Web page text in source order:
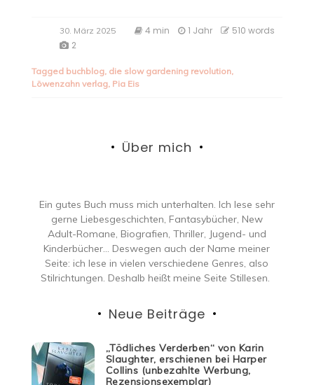
30. März 2025 4 min 1 Jahr
510 words
2
Tagged buchblog, die slow gardening revolution,
Löwenzahn verlag, Pia Eis
Über mich
Ein gutes Buch muss mich unterhalten. Ich lese sehr
gerne Liebesgeschichten, Fantasybücher, New
Adult-Romane, Biografien, Thriller, Jugend- und
Kinderbücher… Deswegen auch der Name meiner
Seite: ich lese in vielen verschiedene Genres, also
Stilrichtungen. Deshalb heißt meine Seite Stillesen.
Neue Beiträge
„Tödliches Verderben“ von Karin
Slaughter, erschienen bei Harper
Collins (unbezahlte Werbung,
Rezensionsexemplar)